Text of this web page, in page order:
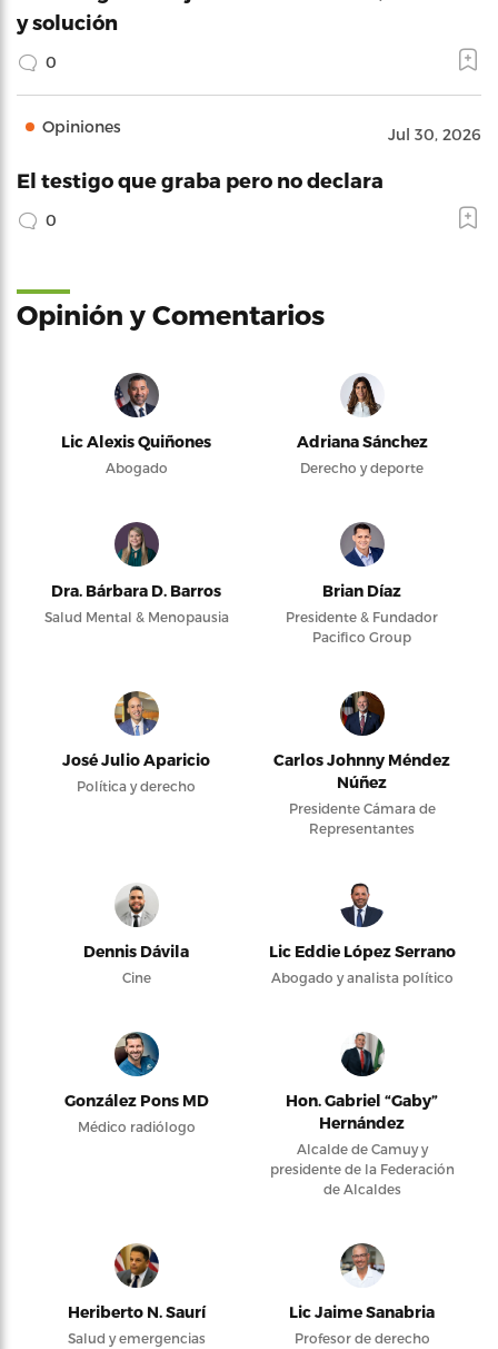
y solución
0
Opiniones Jul 30, 2026
El testigo que graba pero no declara
0
Opinión y Comentarios
Lic Alexis Quiñones
Abogado
Adriana Sánchez
Derecho y deporte
Dra. Bárbara D. Barros
Salud Mental & Menopausia
Brian Díaz
Presidente & Fundador
Pacifico Group
José Julio Aparicio
Política y derecho
Carlos Johnny Méndez
Núñez
Presidente Cámara de
Representantes
Dennis Dávila
Cine
Lic Eddie López Serrano
Abogado y analista político
González Pons MD
Médico radiólogo
Hon. Gabriel “Gaby”
Hernández
Alcalde de Camuy y
presidente de la Federación
de Alcaldes
Heriberto N. Saurí
Salud y emergencias
Lic Jaime Sanabria
Profesor de derecho